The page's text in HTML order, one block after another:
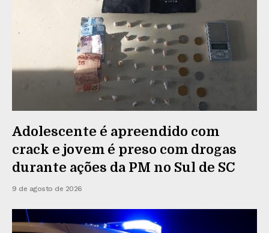
Adolescente é apreendido com
crack e jovem é preso com drogas
durante ações da PM no Sul de SC
9 de agosto de 2026